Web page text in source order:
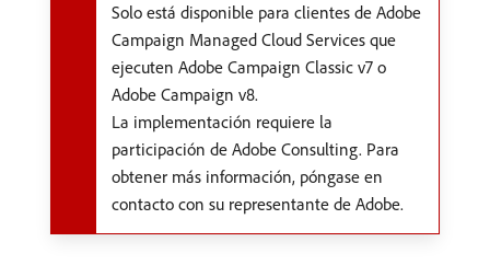
Solo está disponible para clientes de Adobe
Campaign Managed Cloud Services que
ejecuten Adobe Campaign Classic v7 o
Adobe Campaign v8.
La implementación requiere la
participación de Adobe Consulting. Para
obtener más información, póngase en
contacto con su representante de Adobe.